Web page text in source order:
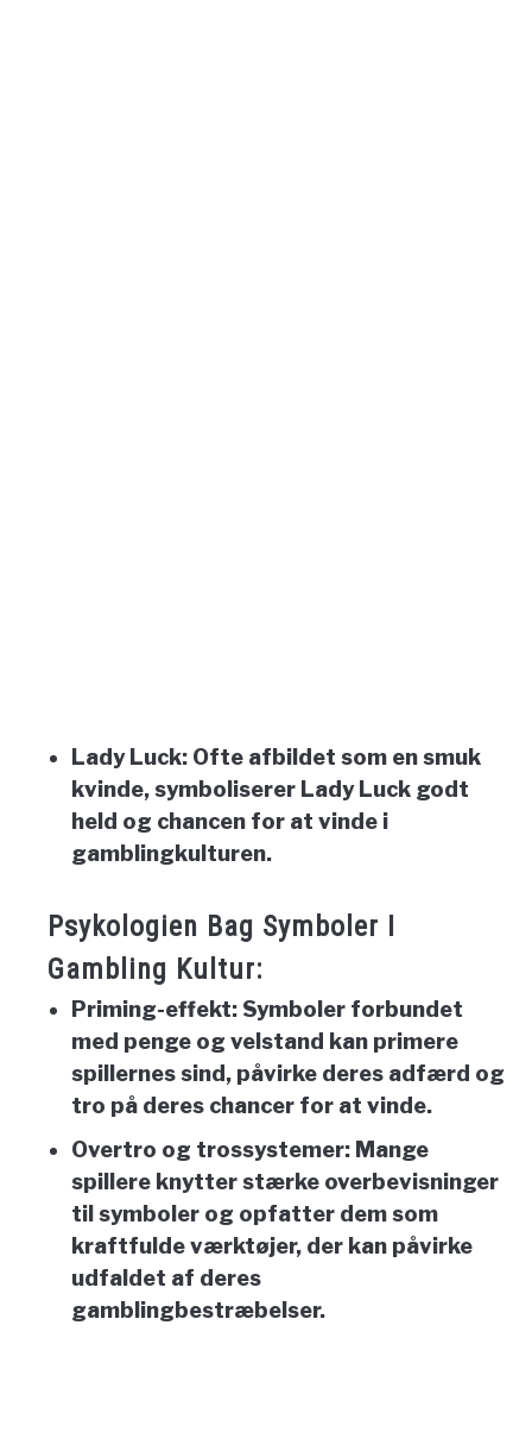
Lady Luck: Ofte afbildet som en smuk
kvinde, symboliserer Lady Luck godt
held og chancen for at vinde i
gamblingkulturen.
Psykologien Bag Symboler I
Gambling Kultur:
Priming-effekt: Symboler forbundet
med penge og velstand kan primere
spillernes sind, påvirke deres adfærd og
tro på deres chancer for at vinde.
Overtro og trossystemer: Mange
spillere knytter stærke overbevisninger
til symboler og opfatter dem som
kraftfulde værktøjer, der kan påvirke
udfaldet af deres
gamblingbestræbelser.